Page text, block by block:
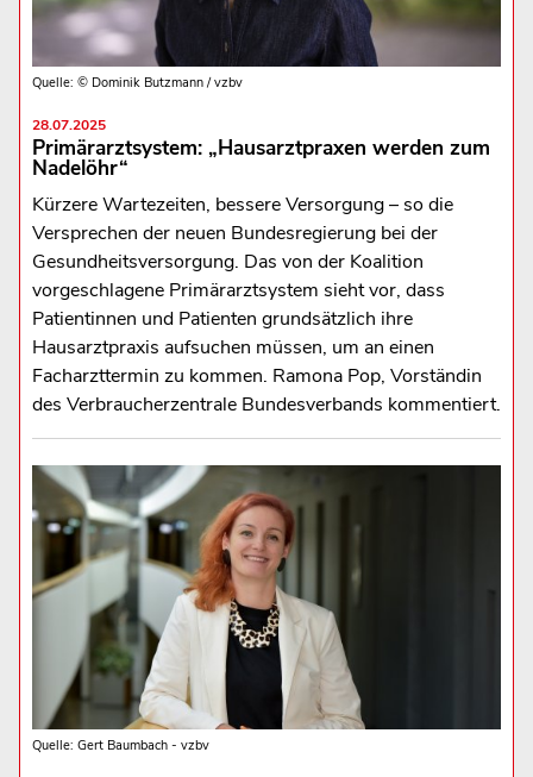
Quelle: © Dominik Butzmann / vzbv
28.07.2025
Primärarztsystem: „Hausarztpraxen werden zum
Nadelöhr“
Kürzere Wartezeiten, bessere Versorgung – so die
Versprechen der neuen Bundesregierung bei der
Gesundheitsversorgung. Das von der Koalition
vorgeschlagene Primärarztsystem sieht vor, dass
Patientinnen und Patienten grundsätzlich ihre
Hausarztpraxis aufsuchen müssen, um an einen
Facharzttermin zu kommen. Ramona Pop, Vorständin
des Verbraucherzentrale Bundesverbands kommentiert.
Quelle: Gert Baumbach - vzbv